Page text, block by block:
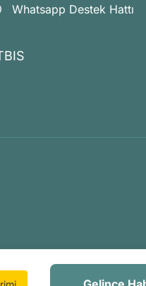
Whatsapp Destek Hattı